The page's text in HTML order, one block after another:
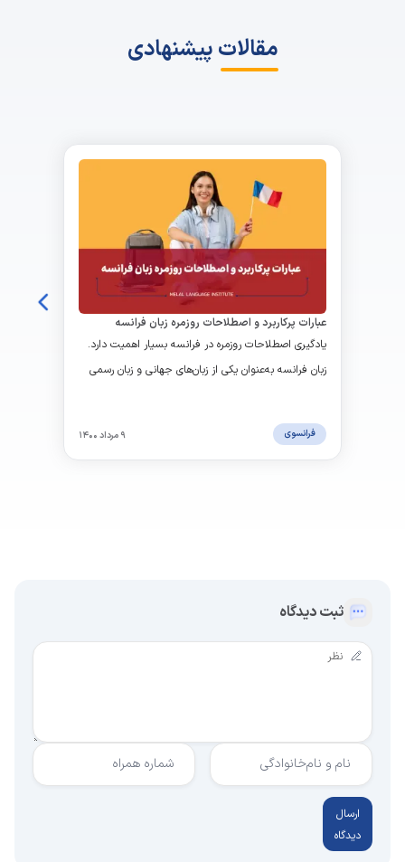
مقالات پیشنهادی
عبارات پرکاربرد و اصطلاحات روزمره زبان فرانسه
یادگیری اصطلاحات روزمره در فرانسه بسیار اهمیت دارد.
زبان فرانسه به‌عنوان یکی از زبان‌های جهانی و زبان رسمی
گردشگری، ادبیات و فرهنگ قویاً تأثیرگذار است.
فرانسوی ۹ مرداد ۱۴۰۰
ثبت دیدگاه
نام و نام‌خانوادگی شماره همراه
ارسال
دیدگاه